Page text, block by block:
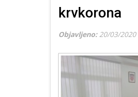
krvkorona
Objavljeno: 20/03/2020